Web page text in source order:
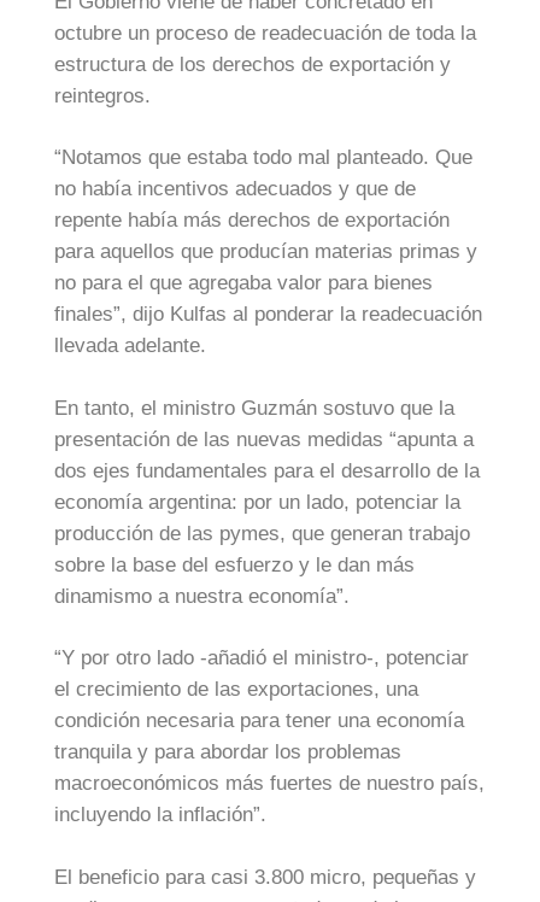
octubre un proceso de readecuación de toda la
estructura de los derechos de exportación y
reintegros.
“Notamos que estaba todo mal planteado. Que
no había incentivos adecuados y que de
repente había más derechos de exportación
para aquellos que producían materias primas y
no para el que agregaba valor para bienes
finales”, dijo Kulfas al ponderar la readecuación
llevada adelante.
En tanto, el ministro Guzmán sostuvo que la
presentación de las nuevas medidas “apunta a
dos ejes fundamentales para el desarrollo de la
economía argentina: por un lado, potenciar la
producción de las pymes, que generan trabajo
sobre la base del esfuerzo y le dan más
dinamismo a nuestra economía”.
“Y por otro lado -añadió el ministro-, potenciar
el crecimiento de las exportaciones, una
condición necesaria para tener una economía
tranquila y para abordar los problemas
macroeconómicos más fuertes de nuestro país,
incluyendo la inflación”.
El beneficio para casi 3.800 micro, pequeñas y